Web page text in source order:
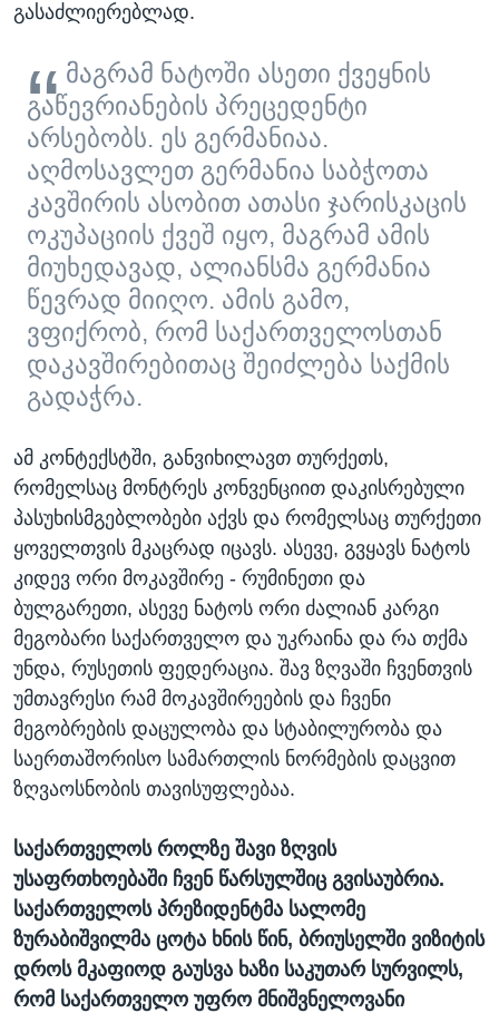
გასაძლიერებლად.
მაგრამ ნატოში ასეთი ქვეყნის
გაწევრიანების პრეცედენტი
არსებობს. ეს გერმანიაა.
აღმოსავლეთ გერმანია საბჭოთა
კავშირის ასობით ათასი ჯარისკაცის
ოკუპაციის ქვეშ იყო, მაგრამ ამის
მიუხედავად, ალიანსმა გერმანია
წევრად მიიღო. ამის გამო,
ვფიქრობ, რომ საქართველოსთან
დაკავშირებითაც შეიძლება საქმის
გადაჭრა.
ამ კონტექსტში, განვიხილავთ თურქეთს,
რომელსაც მონტრეს კონვენციით დაკისრებული
პასუხისმგებლობები აქვს და რომელსაც თურქეთი
ყოველთვის მკაცრად იცავს. ასევე, გვყავს ნატოს
კიდევ ორი მოკავშირე - რუმინეთი და
ბულგარეთი, ასევე ნატოს ორი ძალიან კარგი
მეგობარი საქართველო და უკრაინა და რა თქმა
უნდა, რუსეთის ფედერაცია. შავ ზღვაში ჩვენთვის
უმთავრესი რამ მოკავშირეების და ჩვენი
მეგობრების დაცულობა და სტაბილურობა და
საერთაშორისო სამართლის ნორმების დაცვით
ზღვაოსნობის თავისუფლებაა.
საქართველოს როლზე შავი ზღვის
უსაფრთხოებაში ჩვენ წარსულშიც გვისაუბრია.
საქართველოს პრეზიდენტმა სალომე
ზურაბიშვილმა ცოტა ხნის წინ, ბრიუსელში ვიზიტის
დროს მკაფიოდ გაუსვა ხაზი საკუთარ სურვილს,
რომ საქართველო უფრო მნიშვნელოვანი